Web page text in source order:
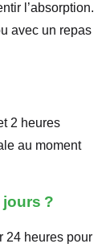
l’absorption.
avec un repas
2 heures
au moment
?
24 heures pour